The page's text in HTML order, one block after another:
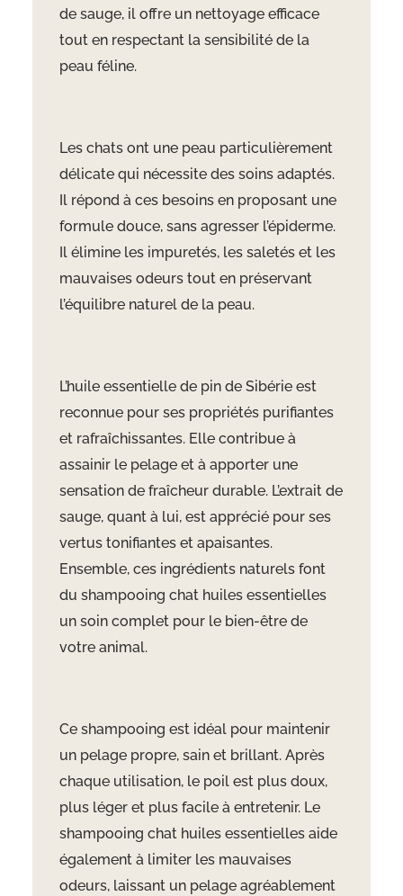
de sauge, il offre un nettoyage efficace
tout en respectant la sensibilité de la
peau féline.
Les chats ont une peau particulièrement
délicate qui nécessite des soins adaptés.
Il répond à ces besoins en proposant une
formule douce, sans agresser l’épiderme.
Il élimine les impuretés, les saletés et les
mauvaises odeurs tout en préservant
l’équilibre naturel de la peau.
L’huile essentielle de pin de Sibérie est
reconnue pour ses propriétés purifiantes
et rafraîchissantes. Elle contribue à
assainir le pelage et à apporter une
sensation de fraîcheur durable. L’extrait de
sauge, quant à lui, est apprécié pour ses
vertus tonifiantes et apaisantes.
Ensemble, ces ingrédients naturels font
du shampooing chat huiles essentielles
un soin complet pour le bien-être de
votre animal.
Ce shampooing est idéal pour maintenir
un pelage propre, sain et brillant. Après
chaque utilisation, le poil est plus doux,
plus léger et plus facile à entretenir. Le
shampooing chat huiles essentielles aide
également à limiter les mauvaises
odeurs, laissant un pelage agréablement